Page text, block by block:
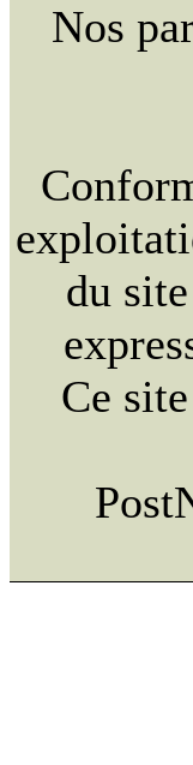
Nos
du
Ce